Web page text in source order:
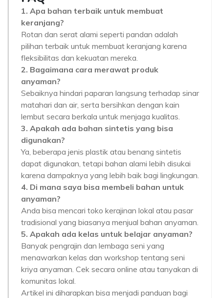
1. Apa bahan terbaik untuk membuat
keranjang?
Rotan dan serat alami seperti pandan adalah
pilihan terbaik untuk membuat keranjang karena
fleksibilitas dan kekuatan mereka.
2. Bagaimana cara merawat produk
anyaman?
Sebaiknya hindari paparan langsung terhadap sinar
matahari dan air, serta bersihkan dengan kain
lembut secara berkala untuk menjaga kualitas.
3. Apakah ada bahan sintetis yang bisa
digunakan?
Ya, beberapa jenis plastik atau benang sintetis
dapat digunakan, tetapi bahan alami lebih disukai
karena dampaknya yang lebih baik bagi lingkungan.
4. Di mana saya bisa membeli bahan untuk
anyaman?
Anda bisa mencari toko kerajinan lokal atau pasar
tradisional yang biasanya menjual bahan anyaman.
5. Apakah ada kelas untuk belajar anyaman?
Banyak pengrajin dan lembaga seni yang
menawarkan kelas dan workshop tentang seni
kriya anyaman. Cek secara online atau tanyakan di
komunitas lokal.
Artikel ini diharapkan bisa menjadi panduan bagi